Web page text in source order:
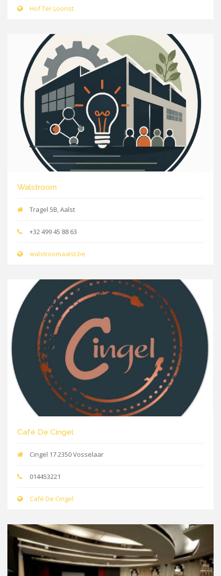
Hof Ter Loonst
Walstroom
Tragel 5B, Aalst
+32 499 45 88 63
walstroomaalst.be
Café De Cingel
Cingel 17 2350 Vosselaar
014453221
Café De Cingel